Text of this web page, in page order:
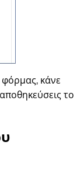
κάνε
το